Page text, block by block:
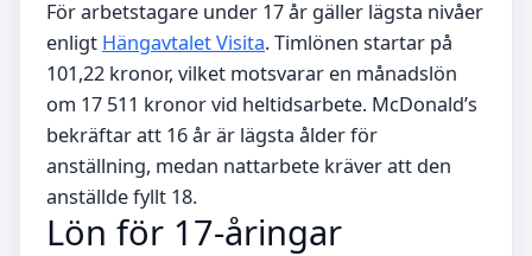
För arbetstagare under 17 år gäller lägsta nivåer
enligt Hängavtalet Visita. Timlönen startar på
101,22 kronor, vilket motsvarar en månadslön
om 17 511 kronor vid heltidsarbete. McDonald’s
bekräftar att 16 år är lägsta ålder för
anställning, medan nattarbete kräver att den
anställde fyllt 18.
Lön för 17-åringar